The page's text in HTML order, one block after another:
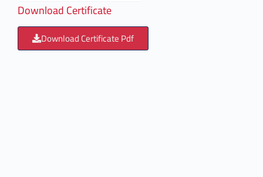
Download Certificate
Download Certificate Pdf